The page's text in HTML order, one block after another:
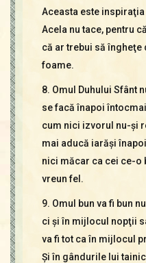
Aceasta este
Acela nu tace, pentru
că ar trebui să îngheţe
foame.
8. Omul Duhului Sfânt
se facă înapoi
cum nici izvorul nu-şi
mai aducă iarăşi
nici măcar ca cei ce-o
vreun fel.
9. Omul bun va fi bun
ci şi în mijlocul nopţii
va fi tot ca în mijlocul
Şi în gândurile lui